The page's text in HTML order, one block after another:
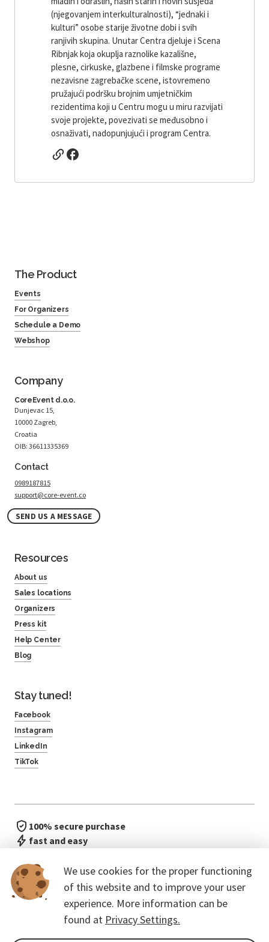
(njegovanjem interkulturalnosti), “jednaki i
kulturi” osobe starije životne dobi i svih
ranjivih skupina. Unutar Centra djeluje i Scena
Ribnjak koja okuplja raznolike kazališne,
plesne, cirkuske, glazbene i filmske programe
nezavisne zagrebačke scene, istovremeno
pružajući podršku brojnim umjetničkim
rezidentima koji u Centru mogu u miru razvijati
svoje projekte, povezivati ​​se međusobno i
osnaživati, nadopunjujući i program Centra.
We use cookies for the proper functioning
of this website and to improve your user
experience. More information can be
found at Privacy Settings.
The Product
Events
For Organizers
Schedule a Demo
Webshop
Company
CoreEvent d.o.o.
Dunjevac 15,
10000 Zagreb,
Croatia
OIB: 36611335369
Contact
0989187815
support@core-event.co
SEND US A MESSAGE
Resources
About us
Sales locations
Organizers
Press kit
Help Center
Blog
Stay tuned!
Facebook
Instagram
LinkedIn
TikTok
100% secure purchase
fast and easy